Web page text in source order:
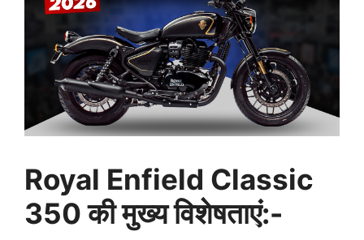
Royal Enfield Classic
350 की मुख्य विशेषताएं:-